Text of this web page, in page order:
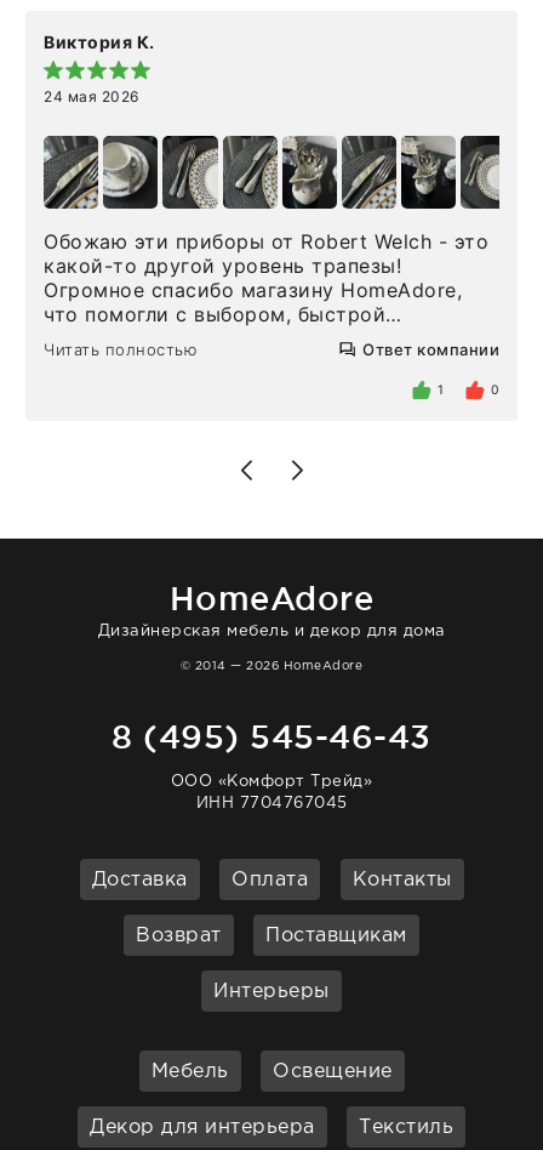
Виктория К.
24 мая 2026
Обожаю эти приборы от Robert Welch - это
какой-то другой уровень трапезы!
Огромное спасибо магазину HomeAdore,
что помогли с выбором, быстрой
доставкой и высоким сервисом. Один раз
была здесь лично, забирала чайные ложки,
внутри очень много антикварной посуды,
Позже заказывала остальные приборы -
доставили сдэком на следующий день к
отвечает очень быстро. Взаимодействием
Читать полностью Ответ компании
1 0
HomeAdore
Дизайнерская мебель и декор для дома
© 2014 — 2026 HomeAdore
8 (495) 545-46-43
ООО «Комфорт Трейд»
ИНН 7704767045
Доставка Оплата Контакты
Возврат Поставщикам
Интерьеры
Мебель Освещение
Декор для интерьера Текстиль